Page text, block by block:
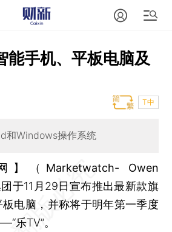
能手机、平板电脑及
T中
和Windows操作系统
】（Marketwatch- Owen
于11月29日宣布推出最新款旗
电脑，并称将于明年第一季度
乐TV”。